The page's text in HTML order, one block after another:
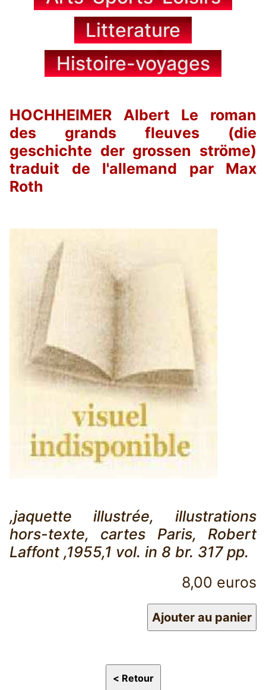
Litterature
Histoire-voyages
HOCHHEIMER Albert Le roman
des grands fleuves (die
geschichte der grossen ströme)
traduit de l'allemand par Max
Roth
,jaquette illustrée, illustrations
hors-texte, cartes Paris, Robert
Laffont ,1955,1 vol. in 8 br. 317 pp.
8,00 euros